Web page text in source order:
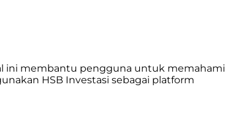
ini membantu pengguna untuk memahami
HSB Investasi sebagai platform